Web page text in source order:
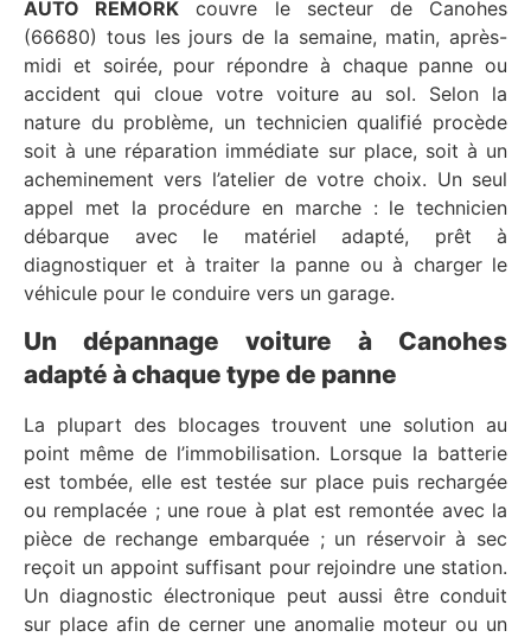
AUTO REMORK couvre le secteur de Canohes
(66680) tous les jours de la semaine, matin, après-
midi et soirée, pour répondre à chaque panne ou
accident qui cloue votre voiture au sol. Selon la
nature du problème, un technicien qualifié procède
soit à une réparation immédiate sur place, soit à un
acheminement vers l’atelier de votre choix. Un seul
appel met la procédure en marche : le technicien
débarque avec le matériel adapté, prêt à
diagnostiquer et à traiter la panne ou à charger le
véhicule pour le conduire vers un garage.
Un dépannage voiture à Canohes
adapté à chaque type de panne
La plupart des blocages trouvent une solution au
point même de l’immobilisation. Lorsque la batterie
est tombée, elle est testée sur place puis rechargée
ou remplacée ; une roue à plat est remontée avec la
pièce de rechange embarquée ; un réservoir à sec
reçoit un appoint suffisant pour rejoindre une station.
Un diagnostic électronique peut aussi être conduit
sur place afin de cerner une anomalie moteur ou un